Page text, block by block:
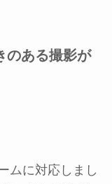
のある撮影が
ムに対応しまし